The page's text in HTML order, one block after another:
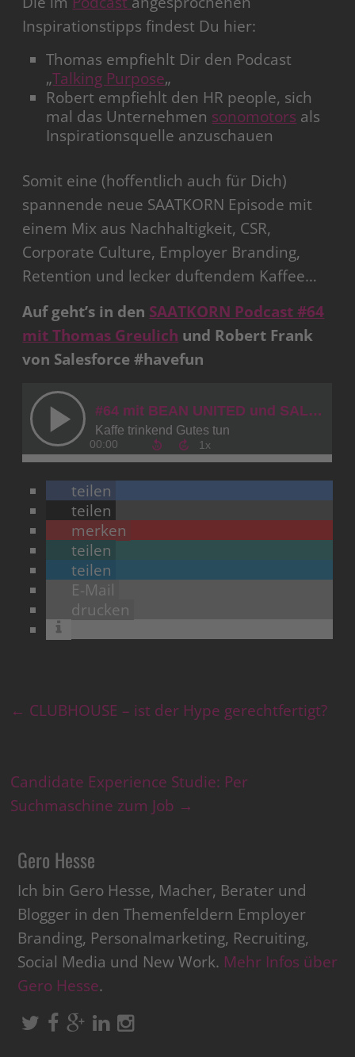
Inspirationstipps findest Du hier:
Thomas empfiehlt Dir den Podcast
„Talking Purpose„
Robert empfiehlt den HR people, sich
mal das Unternehmen sonomotors als
Inspirationsquelle anzuschauen
Somit eine (hoffentlich auch für Dich)
spannende neue SAATKORN Episode mit
einem Mix aus Nachhaltigkeit, CSR,
Corporate Culture, Employer Branding,
Retention und lecker duftendem Kaffee…
Auf geht’s in den SAATKORN Podcast #64
mit Thomas Greulich und Robert Frank
von Salesforce #havefun
teilen
teilen
merken
teilen
teilen
E-Mail
drucken
← CLUBHOUSE – ist der Hype gerechtfertigt?
Candidate Experience Studie: Per
Suchmaschine zum Job →
Gero Hesse
Ich bin Gero Hesse, Macher, Berater und
Blogger in den Themenfeldern Employer
Branding, Personalmarketing, Recruiting,
Social Media und New Work. Mehr Infos über
Gero Hesse.